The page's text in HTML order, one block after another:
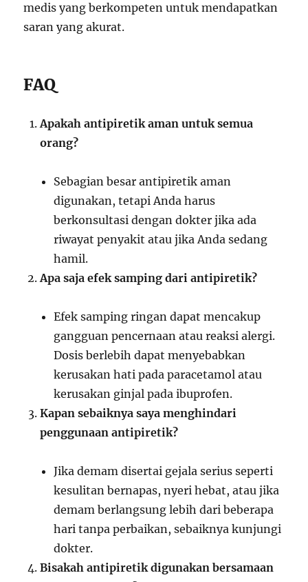
medis yang berkompeten untuk mendapatkan
saran yang akurat.
FAQ
Apakah antipiretik aman untuk semua
orang?
Sebagian besar antipiretik aman
digunakan, tetapi Anda harus
berkonsultasi dengan dokter jika ada
riwayat penyakit atau jika Anda sedang
hamil.
Apa saja efek samping dari antipiretik?
Efek samping ringan dapat mencakup
gangguan pencernaan atau reaksi alergi.
Dosis berlebih dapat menyebabkan
kerusakan hati pada paracetamol atau
kerusakan ginjal pada ibuprofen.
Kapan sebaiknya saya menghindari
penggunaan antipiretik?
Jika demam disertai gejala serius seperti
kesulitan bernapas, nyeri hebat, atau jika
demam berlangsung lebih dari beberapa
hari tanpa perbaikan, sebaiknya kunjungi
dokter.
Bisakah antipiretik digunakan bersamaan